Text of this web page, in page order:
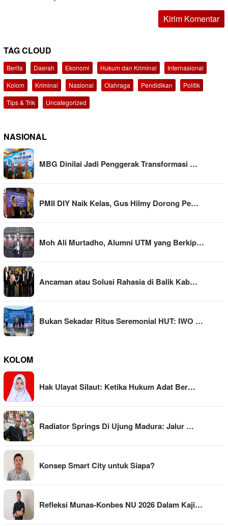
TAG CLOUD
Berita Daerah Ekonomi Hukum dan Kriminal
Internasional
Kolom
Kriminal Nasional Olahraga Pendidikan
Politik
Tips & Trik
Uncategorized
NASIONAL
MBG Dinilai Jadi Penggerak Transformasi …
PMII DIY Naik Kelas, Gus Hilmy Dorong Pe…
Moh Ali Murtadho, Alumni UTM yang Berkip…
Ancaman atau Solusi Rahasia di Balik Kab…
Bukan Sekadar Ritus Seremonial HUT: IWO …
KOLOM
Hak Ulayat Silaut: Ketika Hukum Adat Ber…
Radiator Springs Di Ujung Madura: Jalur …
Konsep Smart City untuk Siapa?
Refleksi Munas-Konbes NU 2026 Dalam Kaji…